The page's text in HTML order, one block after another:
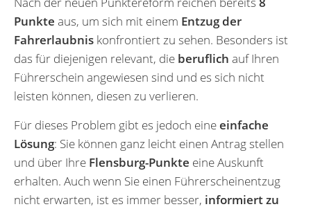
Punkte aus, um sich mit einem Entzug der
Fahrerlaubnis konfrontiert zu sehen. Besonders ist
das für diejenigen relevant, die beruflich auf Ihren
Führerschein angewiesen sind und es sich nicht
leisten können, diesen zu verlieren.
Für dieses Problem gibt es jedoch eineeinfache
Lösung: Sie können ganz leicht einen Antrag stellen
und über Ihre Flensburg-Punkte eine Auskunft
erhalten. Auch wenn Sie einen Führerscheinentzug
nicht erwarten, ist es immer besser, informiert zu